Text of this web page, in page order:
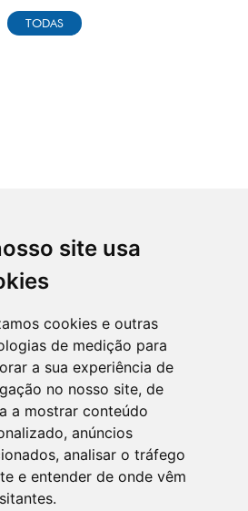
site usa
cookies e outras
de medição para
a sua experiência de
no nosso site, de
a mostrar conteúdo
anúncios
analisar o tráfego
e entender de onde vêm
TODAS
CIDADE DE
Carapicuíba
DE CARAPICUÍBA
44.892.693/0001-40
ADMINISTRATIVO
211 - Vila Caldas, Carapicuíba/SP
06310-030, Brasil
4164-5500